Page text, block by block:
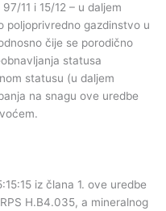
11 i 15/12 – u daljem
poljoprivredno gazdinstvo u
čije se porodično
statusa
statusu (u daljem
na snagu ove uredbe
iz člana 1. ove uredbe
H.B4.035, a mineralnog